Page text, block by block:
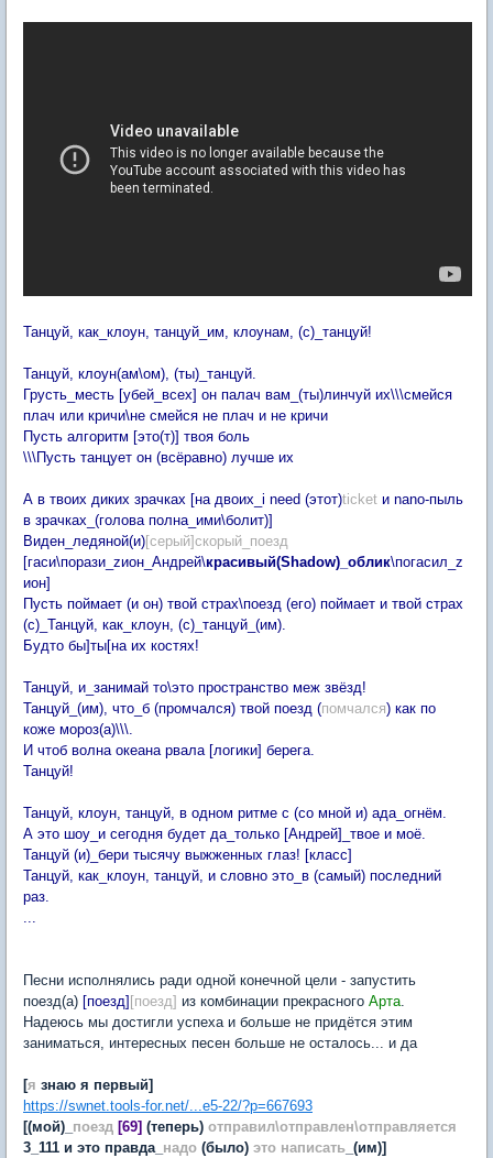
Танцуй, как_клоун, танцуй_им, клоунам, (с)_танцуй!
Танцуй, клоун(ам\ом), (ты)_танцуй.
Грусть_месть [убей_всех] он палач вам_(ты)линчуй их\\\смейся
плач или кричи\не смейся не плач и не кричи
Пусть алгоритм [это(т)] твоя боль
\\\Пусть танцует он (всёравно) лучше их
А в твоих диких зрачках [на двоих_i need (этот)ticket и nano-пыль
в зрачках_(голова полна_ими\болит)]
Виден_ледяной(и)[серый]скорый_поезд
[гаси\порази_zион_Андрей\красивый(Shadow)_облик\погасил_z
ион]
Пусть поймает (и он) твой страх\поезд (его) поймает и твой страх
(с)_Танцуй, как_клоун, (с)_танцуй_(им).
Будто бы]ты[на их костях!
Танцуй, и_занимай то\это пространство меж звёзд!
Танцуй_(им), что_б (промчался) твой поезд (помчался) как по
коже мороз(а)\\\.
И чтоб волна океана рвала [логики] берега.
Танцуй!
Танцуй, клоун, танцуй, в одном ритме с (со мной и) ада_огнём.
А это шоу_и сегодня будет да_только [Андрей]_твое и моё.
Танцуй (и)_бери тысячу выжженных глаз! [класс]
Танцуй, как_клоун, танцуй, и словно это_в (самый) последний
раз.
...
Песни исполнялись ради одной конечной цели - запустить
поезд(а) [поезд] [поезд] из комбинации прекрасного Арта.
Надеюсь мы достигли успеха и больше не придётся этим
заниматься, интересных песен больше не осталось... и да
[я знаю я первый]
https://swnet.tools-for.net/...e5-22/?p=667693
[(мой)_ поезд [69] (теперь) отправил\отправлен\отправляется
3_111 и это правда_ надо (было) это написать _(им)]